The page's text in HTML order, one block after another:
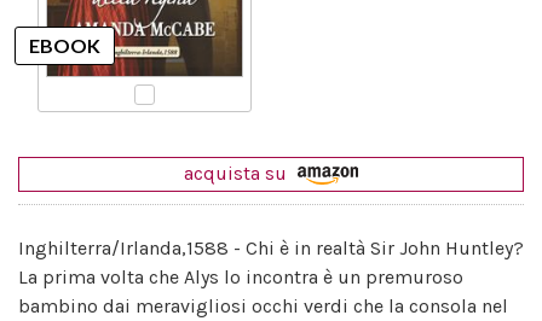
acquista su
Inghilterra/Irlanda,1588 - Chi è in realtà Sir John Huntley?
La prima volta che Alys lo incontra è un premuroso
bambino dai meravigliosi occhi verdi che la consola nel